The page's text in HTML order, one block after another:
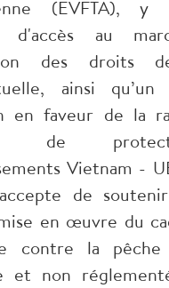
(EVFTA), y
d'accès au
des droits
ainsi qu’un
en faveur de la
de
Vietnam -
de
en œuvre du
contre la pêche
et non